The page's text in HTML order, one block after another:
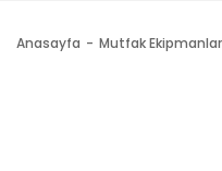
Anasayfa Mutfak